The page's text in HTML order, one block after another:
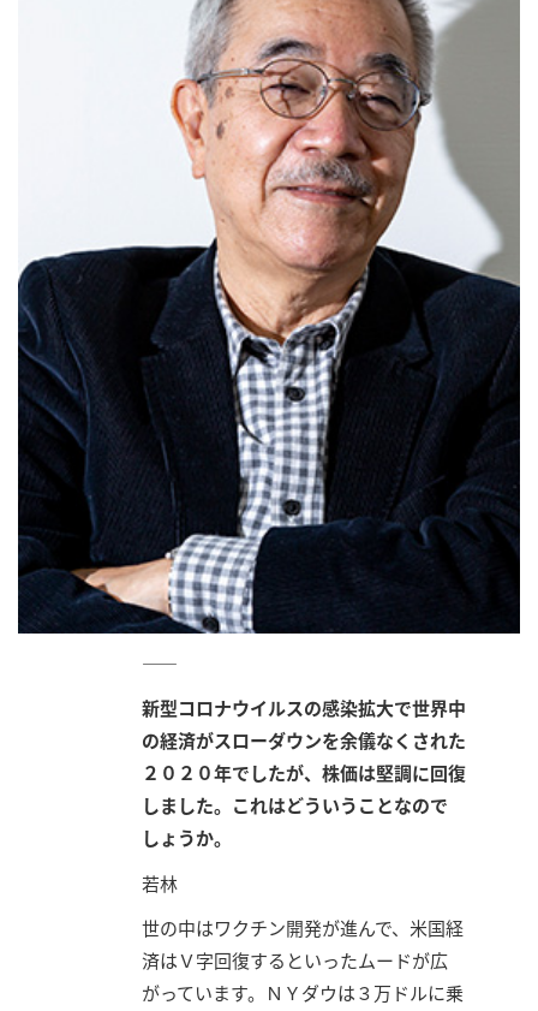
――
新型コロナウイルスの感染拡大で世界中
の経済がスローダウンを余儀なくされた
２０２０年でしたが、株価は堅調に回復
しました。これはどういうことなので
しょうか。
若林
世の中はワクチン開発が進んで、米国経
済はＶ字回復するといったムードが広
がっています。ＮＹダウは３万ドルに乗